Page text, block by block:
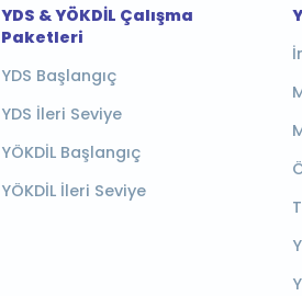
YDS & YÖKDİL Çalışma
Paketleri
YDS Başlangıç
YDS İleri Seviye
YÖKDİL Başlangıç
YÖKDİL İleri Seviye